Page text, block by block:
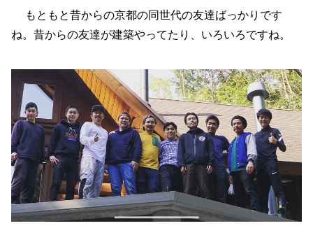
もともと昔からの京都の同世代の友達ばっかりです
ね。昔からの友達が建築やってたり、いろいろですね。